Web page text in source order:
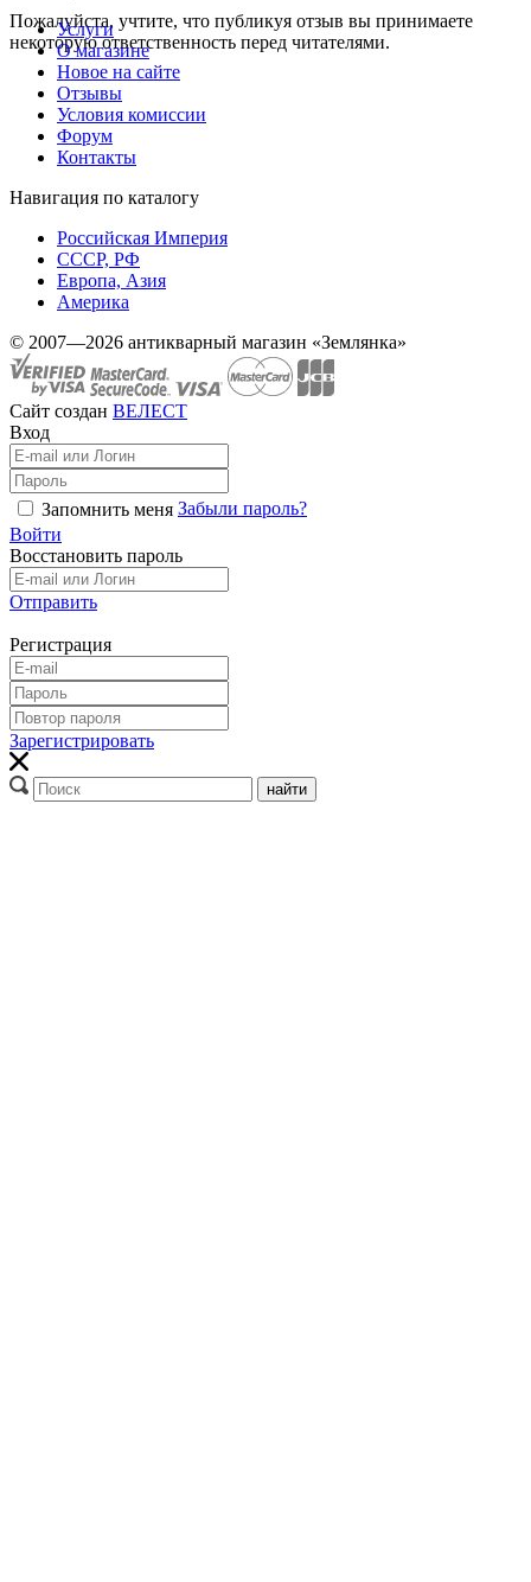
Пожалуйста, учтите, что публикуя отзыв вы принимаете
некоторую ответственность перед читателями.
Услуги
О магазине
Новое на сайте
Отзывы
Условия комиссии
Форум
Контакты
Навигация по каталогу
Российская Империя
СССР, РФ
Европа, Азия
Америка
© 2007—2026 антикварный магазин «Землянка»
Сайт создан ВЕЛЕСТ
Вход
Запомнить меня Забыли пароль?
Войти
Восстановить пароль
Отправить
Регистрация
Зарегистрировать
найти